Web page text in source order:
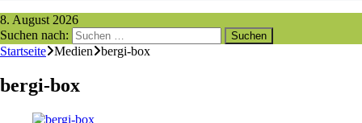
8. August 2026
Suchen nach:
Startseite Medien bergi-box
bergi-box